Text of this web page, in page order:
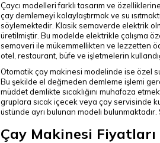
Çaycı modelleri farklı tasarım ve
çay demlemeyi kolaylaştırmak ve su
söylemektedir. Klasik semaverde elektrik
üretilmiştir. Bu modelde elektrikle çalışma
semaveri ile mükemmellikten ve lezzetten
otel, restaurant, büfe ve işletmelerin
Otomatik çay makinesi modelinde ise özel
Bu şekilde el değmeden demleme işlemi
müddet demlikte sıcaklığını muhafaza
gruplara sıcak içecek veya çay servisinde
üstünde ayrı bulunan modeli bulunmaktadır.
Çay Makinesi Fiyatları